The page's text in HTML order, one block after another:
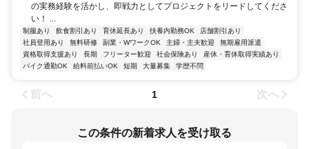
の実務経験を活かし、即戦力としてプロジェクトをリードしてくださ
い！ ...
制服あり 飲食割引あり 育休延長あり 扶養内勤務OK
店舗割引あり
社員登用あり
無料研修 副業・WワークOK 主婦・主夫歓迎
無期雇用派遣
資格取得支援あり
長期 フリーター歓迎 社会保険あり
産休・育休取得実績あり
バイク通勤OK
給料前払いOK 短期 大量募集 学歴不問
前へ 1 次へ
この条件の新着求人を受け取る